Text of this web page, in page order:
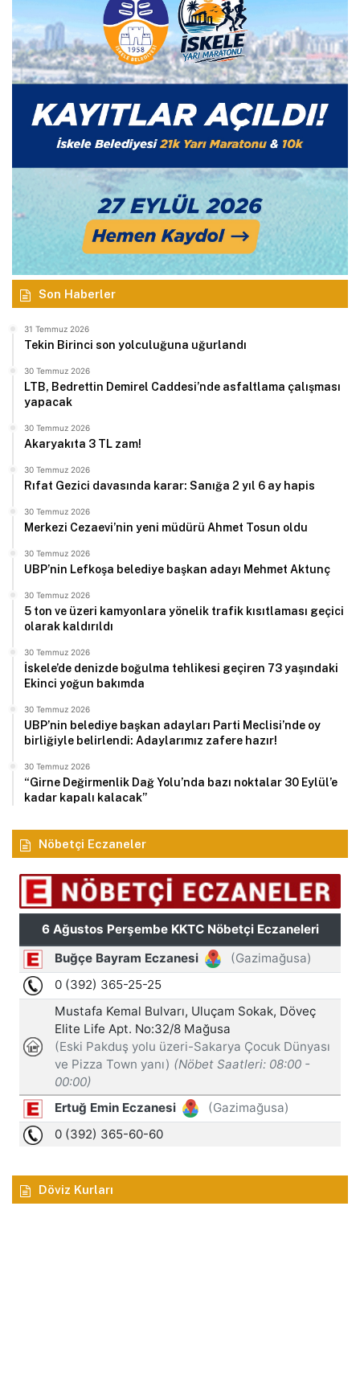
Son Haberler
31 Temmuz 2026
Tekin Birinci son yolculuğuna uğurlandı
30 Temmuz 2026
LTB, Bedrettin Demirel Caddesi’nde asfaltlama çalışması
yapacak
30 Temmuz 2026
Akaryakıta 3 TL zam!
30 Temmuz 2026
Rıfat Gezici davasında karar: Sanığa 2 yıl 6 ay hapis
30 Temmuz 2026
Merkezi Cezaevi’nin yeni müdürü Ahmet Tosun oldu
30 Temmuz 2026
UBP’nin Lefkoşa belediye başkan adayı Mehmet Aktunç
30 Temmuz 2026
5 ton ve üzeri kamyonlara yönelik trafik kısıtlaması geçici
olarak kaldırıldı
30 Temmuz 2026
İskele’de denizde boğulma tehlikesi geçiren 73 yaşındaki
Ekinci yoğun bakımda
30 Temmuz 2026
UBP’nin belediye başkan adayları Parti Meclisi’nde oy
birliğiyle belirlendi: Adaylarımız zafere hazır!
30 Temmuz 2026
“Girne Değirmenlik Dağ Yolu’nda bazı noktalar 30 Eylül’e
kadar kapalı kalacak”
Nöbetçi Eczaneler
Döviz Kurları